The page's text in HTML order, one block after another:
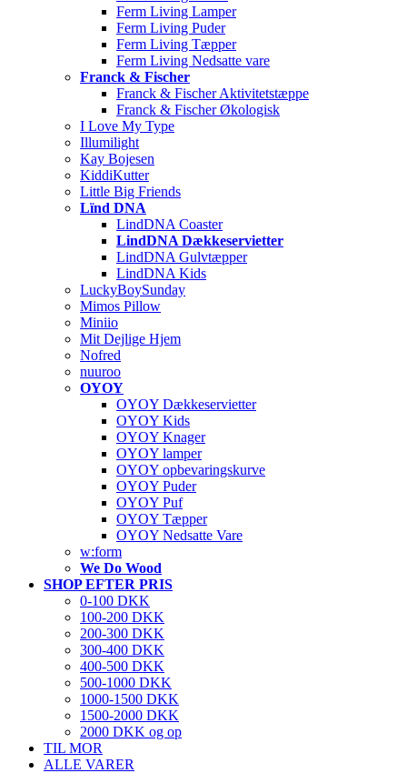
Ferm Living Lamper
Ferm Living Puder
Ferm Living Tæpper
Ferm Living Nedsatte vare
Franck & Fischer
Franck & Fischer Aktivitetstæppe
Franck & Fischer Økologisk
I Love My Type
Illumilight
Kay Bojesen
KiddiKutter
Little Big Friends
Lïnd DNA
LindDNA Coaster
LindDNA Dækkeservietter
LindDNA Gulvtæpper
LindDNA Kids
LuckyBoySunday
Mimos Pillow
Miniio
Mit Dejlige Hjem
Nofred
nuuroo
OYOY
OYOY Dækkeservietter
OYOY Kids
OYOY Knager
OYOY lamper
OYOY opbevaringskurve
OYOY Puder
OYOY Puf
OYOY Tæpper
OYOY Nedsatte Vare
w:form
We Do Wood
SHOP EFTER PRIS
0-100 DKK
100-200 DKK
200-300 DKK
300-400 DKK
400-500 DKK
500-1000 DKK
1000-1500 DKK
1500-2000 DKK
2000 DKK og op
TIL MOR
ALLE VARER